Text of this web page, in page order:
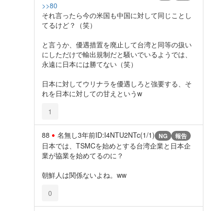
>>80
それ言ったら今の米国も中国に対して同じことし
てるけど？（笑）
と言うか、優遇措置を廃止して台湾と同等の扱い
にしただけで輸出規制だと騒いでいるようでは、
永遠に日本には勝てない（笑）
日本に対してウリナラを優遇しろと強要する、そ
れを日本に対しての甘えというw
1
88 名無し3年前ID:I4NTU2NTc(1/1) NG 報告
日本では、TSMCを始めとする台湾企業と日本企
業が協業を始めてるのに？
朝鮮人は関係ないよね。ww
0